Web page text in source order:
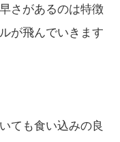
さがあるのは特徴
が飛んでいきます
ても食い込みの良